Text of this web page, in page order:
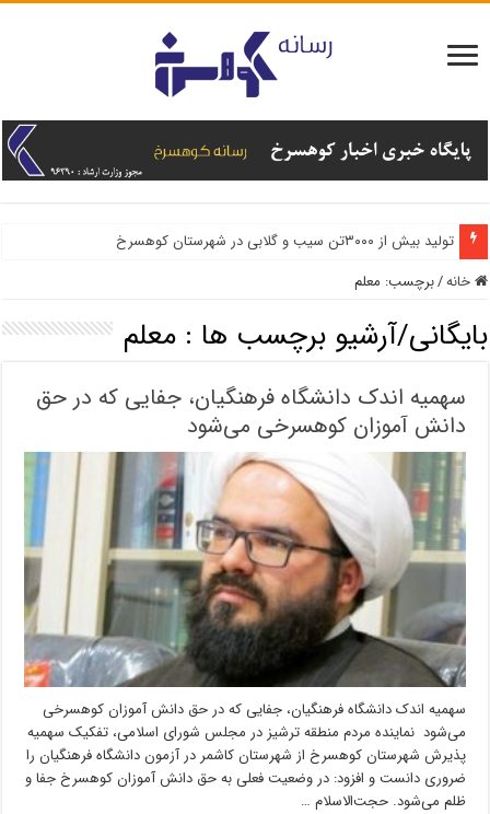
تولید بیش از ۳۰۰۰تن سیب و گلابی در شهرستان کوهسرخ
خانه/برچسب: معلم
بایگانی/آرشیو برچسب ها :معلم
سهمیه اندک دانشگاه فرهنگیان، جفایی که در حق
دانش آموزان کوهسرخی می‌شود
سهمیه اندک دانشگاه فرهنگیان، جفایی که در حق دانش آموزان کوهسرخی
می‌شود نماینده مردم منطقه ترشیز در مجلس شورای اسلامی، تفکیک سهمیه
پذیرش شهرستان کوهسرخ از شهرستان کاشمر در آزمون دانشگاه فرهنگیان را
ضروری دانست و افزود: در وضعیت فعلی به حق دانش آموزان کوهسرخ جفا و
ظلم می‌شود. حجت‌الاسلام …